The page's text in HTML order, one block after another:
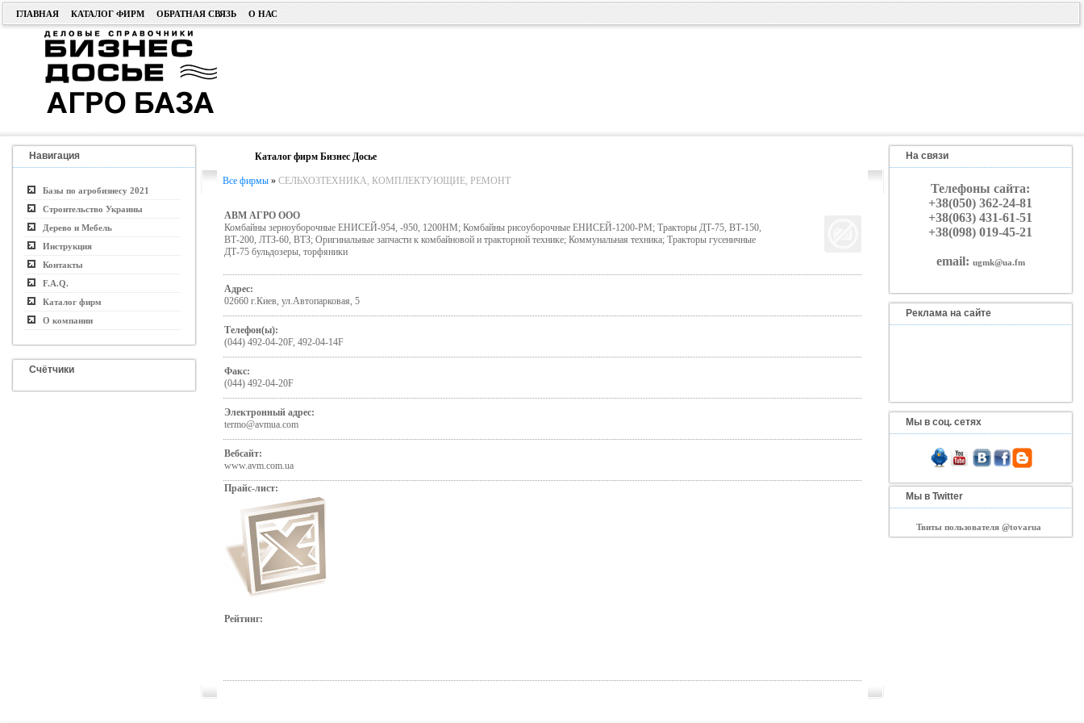
ГЛАВНАЯ КАТАЛОГ ФИРМ ОБРАТНАЯ СВЯЗЬ О НАС
Навигация
Базы по агробизнесу 2021
Строительство Украины
Дерево и Мебель
Инструкция
Контакты
F.A.Q.
Каталог фирм
О компании
Счётчики
Каталог фирм Бизнес Досье
Все фирмы» СЕЛЬХОЗТЕХНИКА, КОМПЛЕКТУЮЩИЕ, РЕМОНТ
АВМ АГРО ООО
Комбайны зерноуборочные ЕНИСЕЙ-954, -950, 1200НМ; Комбайны рисоуборочные ЕНИСЕЙ-1200-РМ; Тракторы ДТ-75, ВТ-150,
ВТ-200, ЛТЗ-60, ВТЗ; Оригинальные запчасти к комбайновой и тракторной технике; Коммунальная техника; Тракторы гусеничные
ДТ-75 бульдозеры, торфяники
Адрес:
02660 г.Киев, ул.Автопарковая, 5
Телефон(ы):
(044) 492-04-20F, 492-04-14F
Факс:
(044) 492-04-20F
Электронный адрес:
termo@avmua.com
Вебсайт:
www.avm.com.ua
Прайс-лист:
Рейтинг:
На связи
Телефоны сайта:
+38(050) 362-24-81
+38(063) 431-61-51
+38(098) 019-45-21
email: ugmk@ua.fm
Реклама на сайте
Мы в соц. сетях
Мы в Twitter
Твиты пользователя @tovarua